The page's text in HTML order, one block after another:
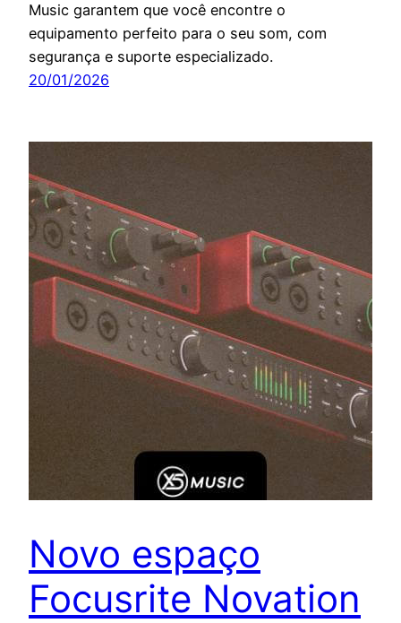
Music garantem que você encontre o
equipamento perfeito para o seu som, com
segurança e suporte especializado.
20/01/2026
Novo espaço
Focusrite Novation